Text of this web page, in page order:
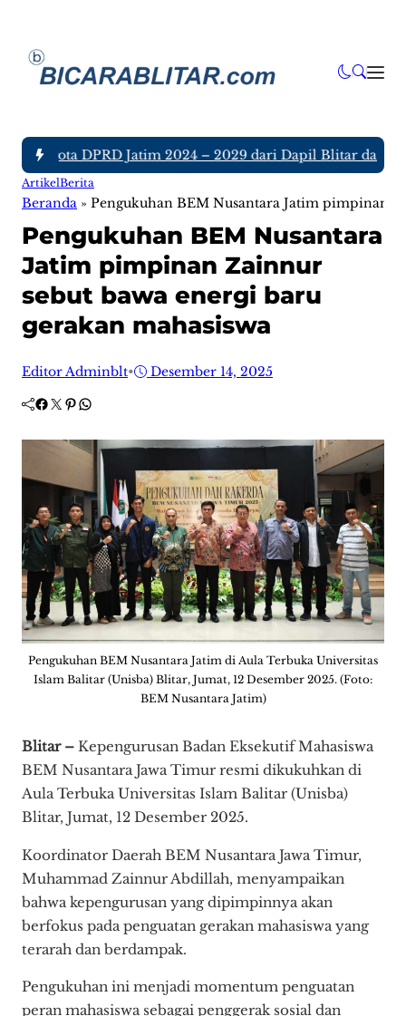
Anggota DPRD Jatim 2024 – 2029 dari Dapil Blitar dan
ArtikelBerita
Beranda » Pengukuhan BEM Nusantara Jatim pimpinan
Pengukuhan BEM Nusantara
Jatim pimpinan Zainnur
sebut bawa energi baru
gerakan mahasiswa
Editor Adminblt• Desember 14, 2025
Facebook Twitter Pinterest WhatsApp
Pengukuhan BEM Nusantara Jatim di Aula Terbuka Universitas
Islam Balitar (Unisba) Blitar, Jumat, 12 Desember 2025. (Foto:
BEM Nusantara Jatim)
Blitar – Kepengurusan Badan Eksekutif Mahasiswa
BEM Nusantara Jawa Timur resmi dikukuhkan di
Aula Terbuka Universitas Islam Balitar (Unisba)
Blitar, Jumat, 12 Desember 2025.
Koordinator Daerah BEM Nusantara Jawa Timur,
Muhammad Zainnur Abdillah, menyampaikan
bahwa kepengurusan yang dipimpinnya akan
berfokus pada penguatan gerakan mahasiswa yang
terarah dan berdampak.
Pengukuhan ini menjadi momentum penguatan
peran mahasiswa sebagai penggerak sosial dan